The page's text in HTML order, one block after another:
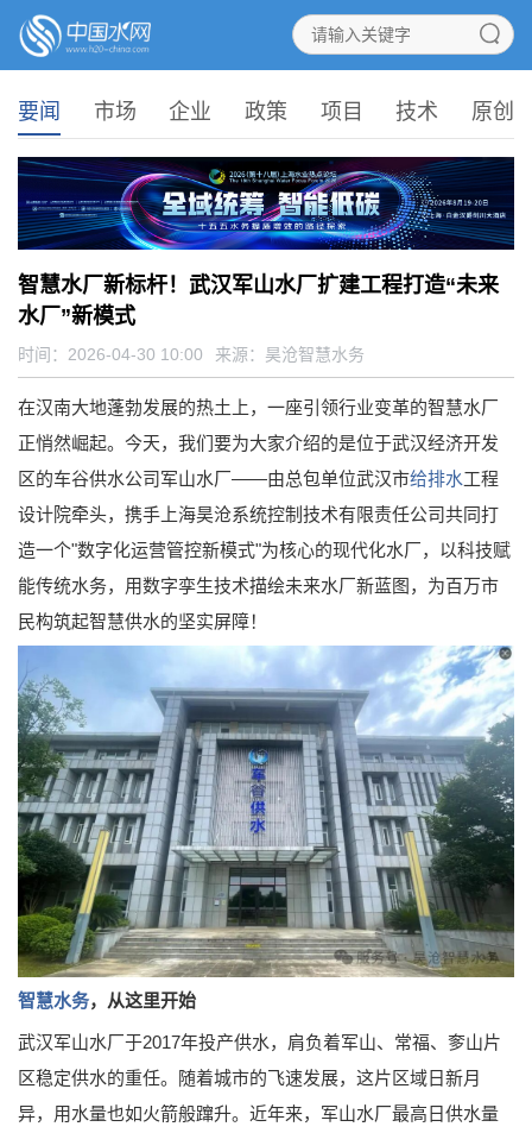
要闻 市场 企业 政策 项目 技术 原创
智慧水厂新标杆！武汉军山水厂扩建工程打造“未来
水厂”新模式
时间：2026-04-30 10:00 来源： 昊沧智慧水务
在汉南大地蓬勃发展的热土上，一座引领行业变革的智慧水厂
正悄然崛起。今天，我们要为大家介绍的是位于武汉经济开发
区的车谷供水公司军山水厂——由总包单位武汉市给排水工程
设计院牵头，携手上海昊沧系统控制技术有限责任公司共同打
造一个"数字化运营管控新模式"为核心的现代化水厂，以科技赋
能传统水务，用数字孪生技术描绘未来水厂新蓝图，为百万市
民构筑起智慧供水的坚实屏障！
智慧水务，从这里开始
武汉军山水厂于2017年投产供水，肩负着军山、常福、奓山片
区稳定供水的重任。随着城市的飞速发展，这片区域日新月
异，用水量也如火箭般蹿升。近年来，军山水厂最高日供水量